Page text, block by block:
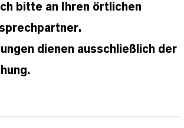
bitte an Ihren örtlichen
dienen ausschließlich der